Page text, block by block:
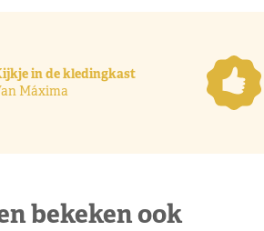
in de kledingkast
Máxima
bekeken ook